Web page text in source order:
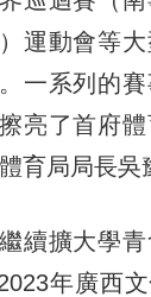
運動會等
一系列的
亮了首府
育局局長吳
擴大學青
年廣西